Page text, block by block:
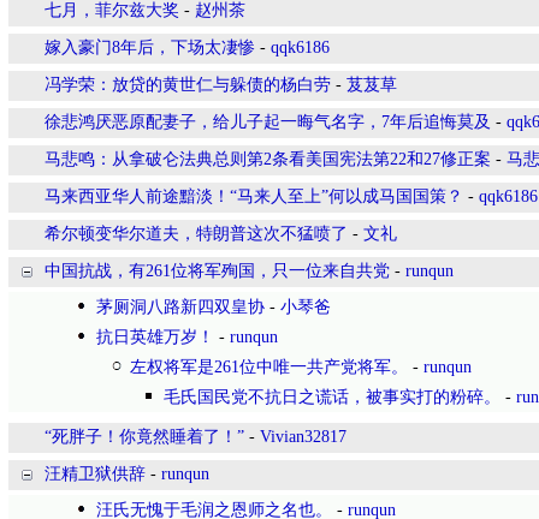
七月，菲尔兹大奖 - 赵州茶
嫁入豪门8年后，下场太凄惨 - qqk6186
冯学荣：放贷的黄世仁与躲债的杨白劳 - 芨芨草
徐悲鸿厌恶原配妻子，给儿子起一晦气名字，7年后追悔莫及 -
马悲鸣：从拿破仑法典总则第2条看美国宪法第22和27修正案 - 马
马来西亚华人前途黯淡！“马来人至上”何以成马国国策？ - qqk6186
希尔顿变华尔道夫，特朗普这次不猛喷了 - 文礼
中国抗战，有261位将军殉国，只一位来自共党 - runqun
茅厕洞八路新四双皇协 - 小琴爸
抗日英雄万岁！
- runqun
左权将军是261位中唯一共产党将军。
- runqun
毛氏国民党不抗日之谎话，被事实打的粉碎。
-
“死胖子！你竟然睡着了！” - Vivian32817
汪精卫狱供辞 - runqun
汪氏无愧于毛润之恩师之名也。
- runqun